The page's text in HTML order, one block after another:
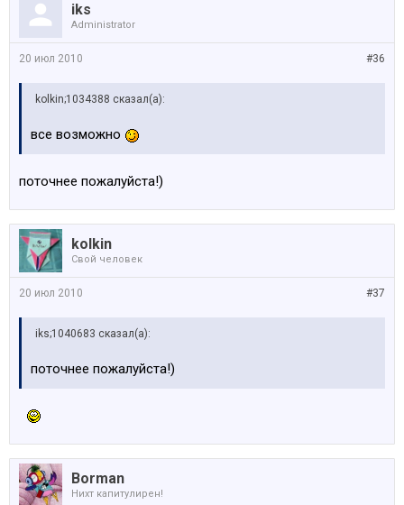
iks
Administrator
#36
20 июл 2010
kolkin;1034388 сказал(а):
все возможно
поточнее пожалуйста!)
kolkin
Свой человек
#37
20 июл 2010
iks;1040683 сказал(а):
поточнее пожалуйста!)
Borman
Нихт капитулирен!